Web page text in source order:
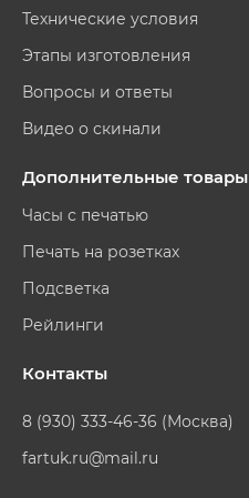
Технические условия
Этапы изготовления
Вопросы и ответы
Видео о скинали
Дополнительные товары
Часы с печатью
Печать на розетках
Подсветка
Рейлинги
Контакты
8 (930) 333-46-36 (Москва)
fartuk.ru@mail.ru